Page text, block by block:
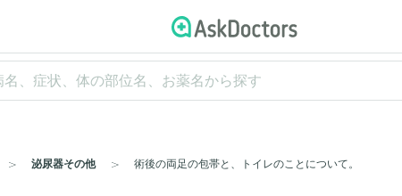
泌尿器その他 術後の両足の包帯と、トイレのことについて。